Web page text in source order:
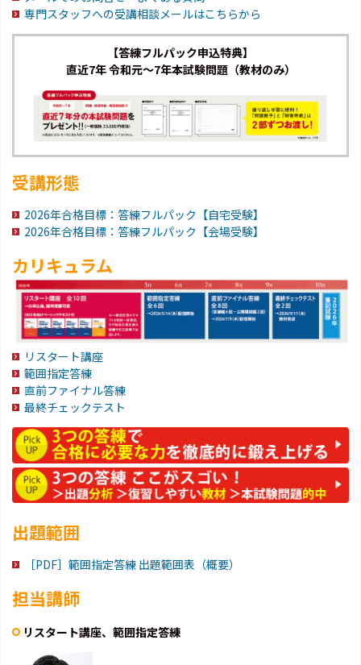
専門スタッフへの受講相談メールはこちらから
【答練フルパック申込特典】
直近7年 令和元～7年本試験問題（教材のみ）
受講形態
2026年合格目標：答練フルパック【自宅受験】
2026年合格目標：答練フルパック【会場受験】
カリキュラム
リスタート講座
範囲指定答練
直前ファイナル答練
最終チェックテスト
出題範囲
［PDF］範囲指定答練 出題範囲表（概要）
担当講師
リスタート講座、範囲指定答練